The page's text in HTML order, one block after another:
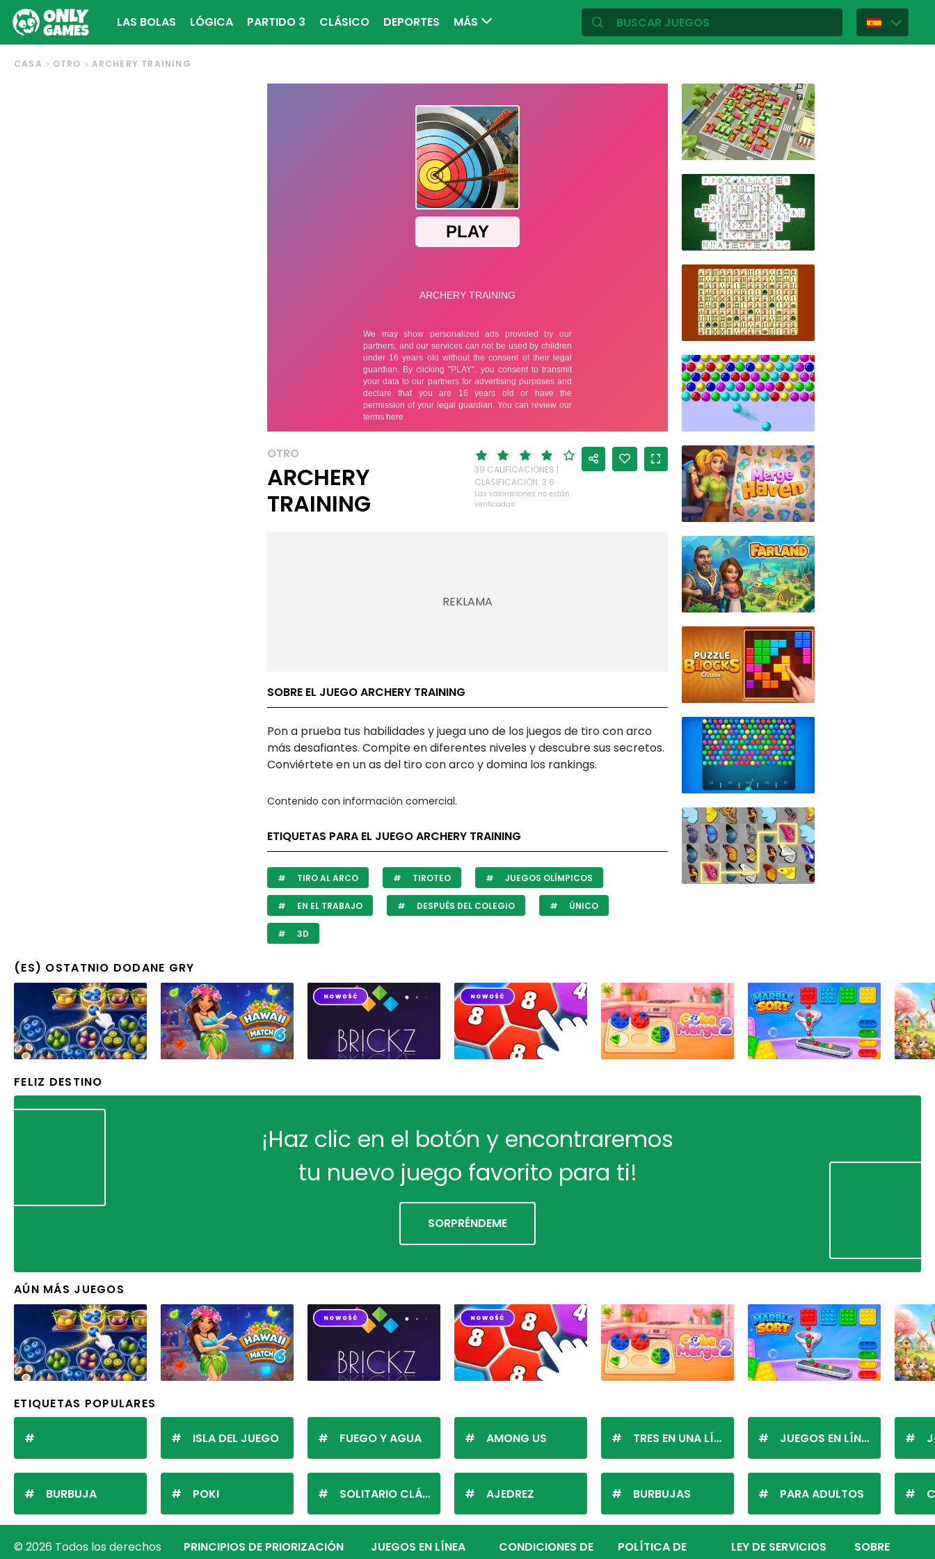
LAS BOLAS LÓGICA PARTIDO 3 CLÁSICO DEPORTES MÁS
CASA OTRO ARCHERY TRAINING
OTRO
ARCHERY
TRAINING
39 CALIFICACIONES |
CLASIFICACIÓN: 3.6
Las valoraciones no están
verificadas
SOBRE EL JUEGO ARCHERY TRAINING
Pon a prueba tus habilidades y juega uno de los juegos de tiro con arco
más desafiantes. Compite en diferentes niveles y descubre sus secretos.
Conviértete en un as del tiro con arco y domina los rankings.
Contenido con información comercial.
ETIQUETAS PARA EL JUEGO ARCHERY TRAINING
TIRO AL ARCO TIROTEO JUEGOS OLÍMPICOS
EN EL TRABAJO DESPUÉS DEL COLEGIO ÚNICO
3D
(ES) OSTATNIO DODANE GRY
FELIZ DESTINO
¡Haz clic en el botón y encontraremos
tu nuevo juego favorito para ti!
SORPRÉNDEME
AÚN MÁS JUEGOS
ETIQUETAS POPULARES
BURBUJA
ISLA DEL JUEGO
POKI
FUEGO Y AGUA
SOLITARIO CLÁSICO
AMONG US
AJEDREZ
TRES EN UNA LÍNEA
BURBUJAS
JUEGOS EN LÍNEA
PARA ADULTOS
© 2026 Todos los derechos
PRINCIPIOS DE PRIORIZACIÓN
JUEGOS EN LÍNEA
CONDICIONES DE
POLÍTICA DE
LEY DE SERVICIOS
SOBRE